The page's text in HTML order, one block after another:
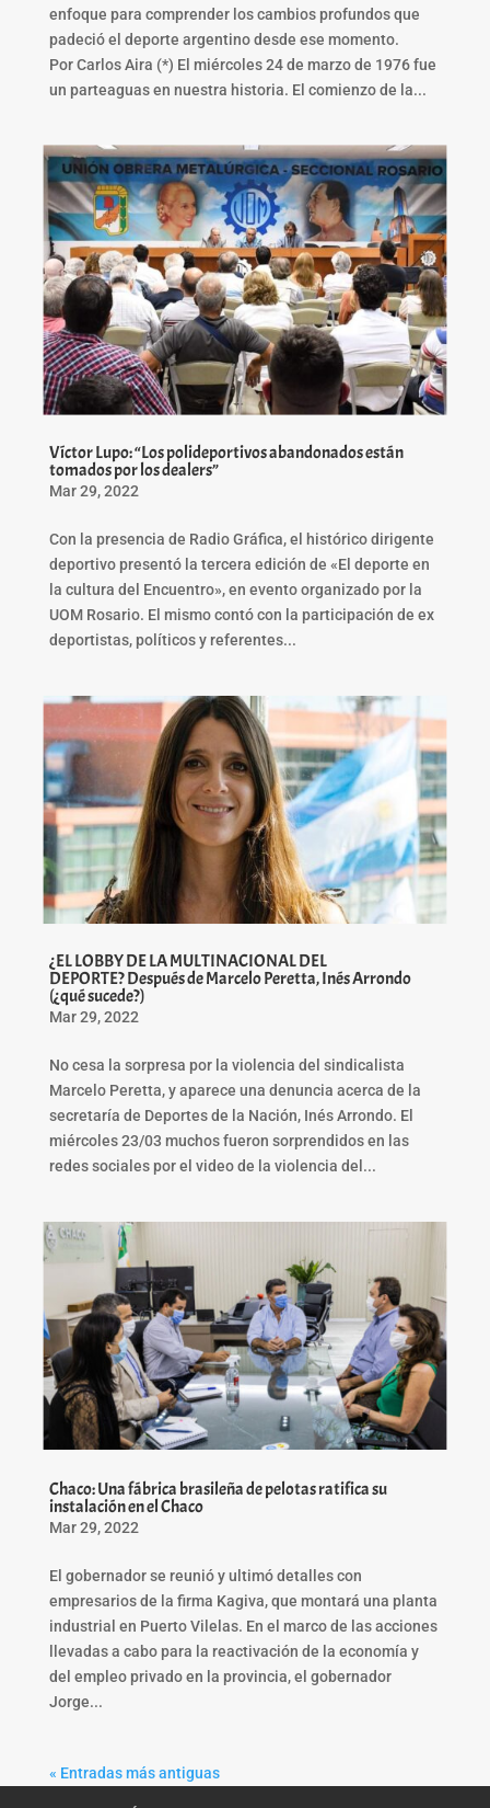
enfoque para comprender los cambios profundos que
padeció el deporte argentino desde ese momento.
Por Carlos Aira (*) El miércoles 24 de marzo de 1976 fue
un parteaguas en nuestra historia. El comienzo de la...
Víctor Lupo: “Los polideportivos abandonados están
tomados por los dealers”
Mar 29, 2022
Con la presencia de Radio Gráfica, el histórico dirigente
deportivo presentó la tercera edición de «El deporte en
la cultura del Encuentro», en evento organizado por la
UOM Rosario. El mismo contó con la participación de ex
deportistas, políticos y referentes...
¿EL LOBBY DE LA MULTINACIONAL DEL
DEPORTE? Después de Marcelo Peretta, Inés Arrondo
(¿qué sucede?)
Mar 29, 2022
No cesa la sorpresa por la violencia del sindicalista
Marcelo Peretta, y aparece una denuncia acerca de la
secretaría de Deportes de la Nación, Inés Arrondo. El
miércoles 23/03 muchos fueron sorprendidos en las
redes sociales por el video de la violencia del...
Chaco: Una fábrica brasileña de pelotas ratifica su
instalación en el Chaco
Mar 29, 2022
El gobernador se reunió y ultimó detalles con
empresarios de la firma Kagiva, que montará una planta
industrial en Puerto Vilelas. En el marco de las acciones
llevadas a cabo para la reactivación de la economía y
del empleo privado en la provincia, el gobernador
Jorge...
« Entradas más antiguas